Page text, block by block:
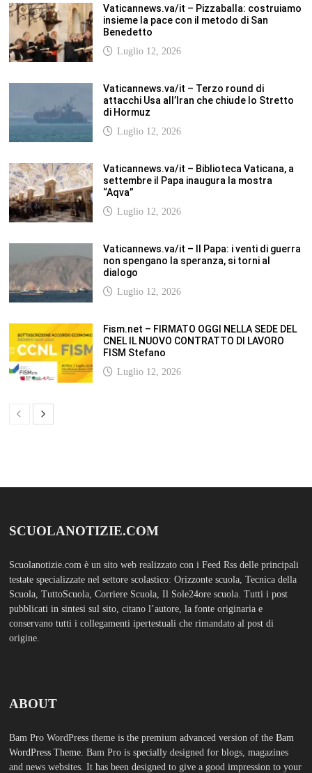
Vaticannews.va/it – Pizzaballa: costruiamo
insieme la pace con il metodo di San
Benedetto
Luglio 12, 2026
Vaticannews.va/it – Terzo round di
attacchi Usa all’Iran che chiude lo Stretto
di Hormuz
Luglio 12, 2026
Vaticannews.va/it – Biblioteca Vaticana, a
settembre il Papa inaugura la mostra
“Aqva”
Luglio 12, 2026
Vaticannews.va/it – Il Papa: i venti di guerra
non spengano la speranza, si torni al
dialogo
Luglio 12, 2026
Fism.net – FIRMATO OGGI NELLA SEDE DEL
CNEL IL NUOVO CONTRATTO DI LAVORO
FISM Stefano
Luglio 12, 2026
SCUOLANOTIZIE.COM
Scuolanotizie.com è un sito web realizzato con i Feed Rss delle principali
testate specializzate nel settore scolastico: Orizzonte scuola, Tecnica della
Scuola, TuttoScuola, Corriere Scuola, Il Sole24ore scuola. Tutti i post
pubblicati in sintesi sul sito, citano l’autore, la fonte originaria e
conservano tutti i collegamenti ipertestuali che rimandato al post di
origine.
ABOUT
Bam Pro WordPress theme is the premium advanced version of the Bam
WordPress Theme. Bam Pro is specially designed for blogs, magazines
and news websites. It has been designed to give a good impression to your